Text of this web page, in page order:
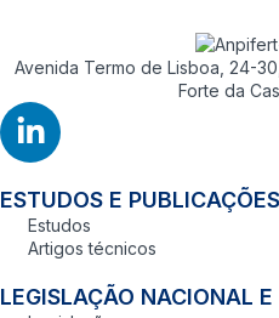
Avenida Termo de Lisboa, 24-
Forte da
ESTUDOS E PUBLICAÇÕES
Estudos
Artigos técnicos
LEGISLAÇÃO NACIONAL E